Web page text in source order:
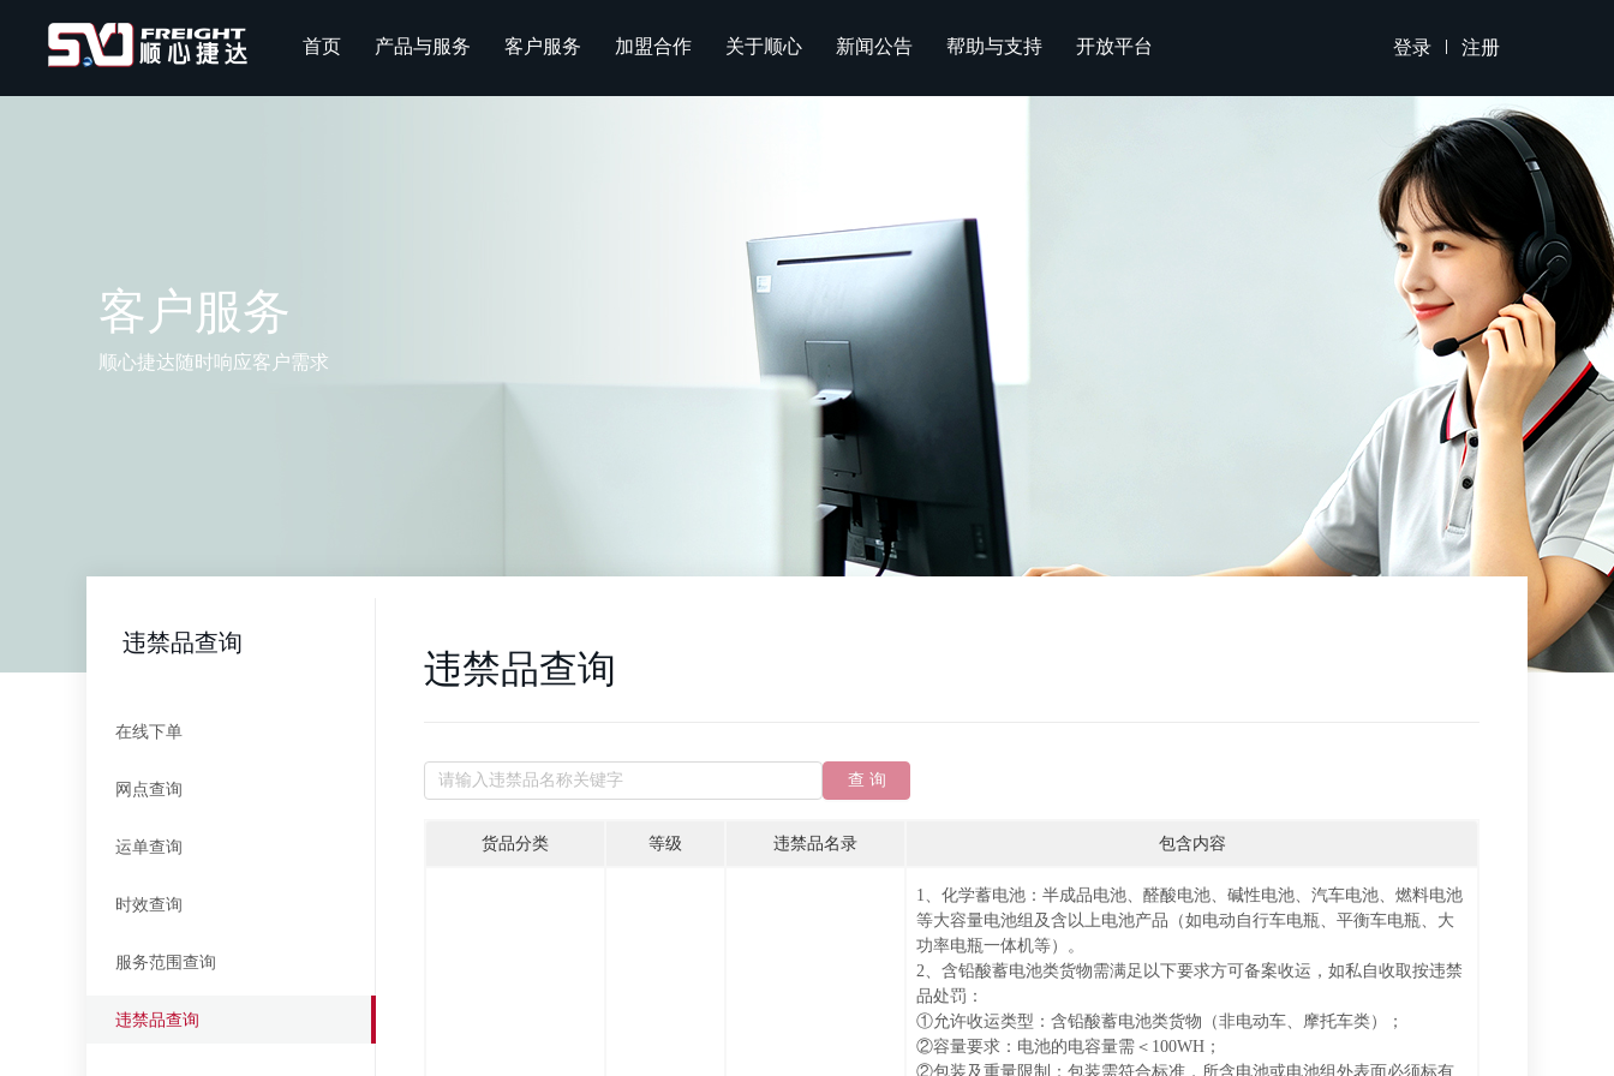
首页 产品与服务 客户服务 加盟合作 关于顺心 新闻公告 帮助与支持 开放平台 登录 注册
客户服务
顺心捷达随时响应客户需求
违禁品查询
在线下单
网点查询
运单查询
时效查询
服务范围查询
违禁品查询
违禁品查询
查 询
货品分类 等级 违禁品名录 包含内容
1、化学蓄电池：半成品电池、醛酸电池、碱性电池、汽车电池、燃料电池
等大容量电池组及含以上电池产品（如电动自行车电瓶、平衡车电瓶、大
功率电瓶一体机等）。
2、含铅酸蓄电池类货物需满足以下要求方可备案收运，如私自收取按违禁
品处罚：
①允许收运类型：含铅酸蓄电池类货物（非电动车、摩托车类）；
②容量要求：电池的电容量需＜100WH；
②包装及重量限制：包装需符合标准，所含电池或电池组外表面必须标有